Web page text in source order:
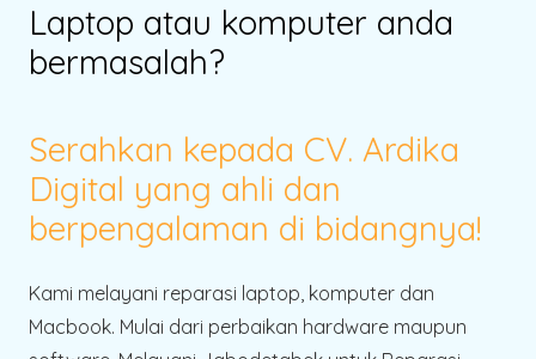
Laptop atau komputer anda
bermasalah?
Serahkan kepada CV. Ardika
Digital yang ahli dan
berpengalaman di bidangnya!
Kami melayani reparasi laptop, komputer dan
Macbook. Mulai dari perbaikan hardware maupun